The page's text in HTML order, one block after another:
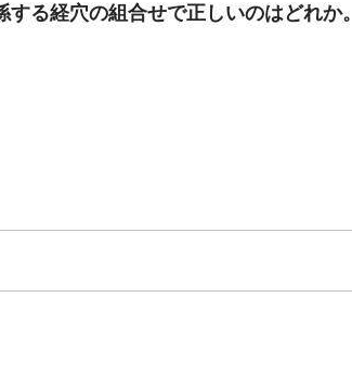
る経穴の組合せで正しいのはどれか。